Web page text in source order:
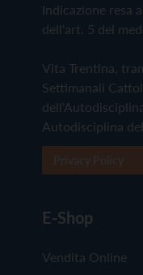
Indicazione resa
dell'art. 5 del
Vita Trentina,
Settimanali
Autodisciplina
E-Shop
Vendita Online